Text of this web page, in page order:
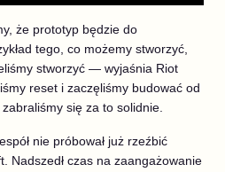
że prototyp będzie do
tego, co możemy stworzyć,
stworzyć — wyjaśnia Riot
reset i zaczęliśmy budować od
się za to solidnie.
nie próbował już rzeźbić
Nadszedł czas na zaangażowanie